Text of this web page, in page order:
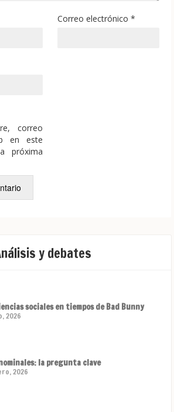
Correo electrónico *
correo
en este
próxima
y debates
sociales en tiempos de Bad Bunny
2026
la pregunta clave
2026